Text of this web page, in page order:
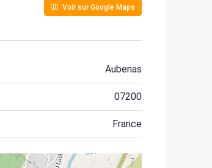
Voir sur Google Maps
Aubenas
07200
France